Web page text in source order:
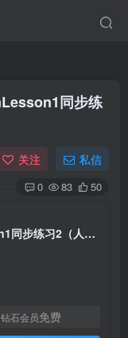
同步练
关注 私信
0 83 50
一年级英语上册Unit1ClassroomLesson1同步练习2（人教一起点）
钻石会员免费